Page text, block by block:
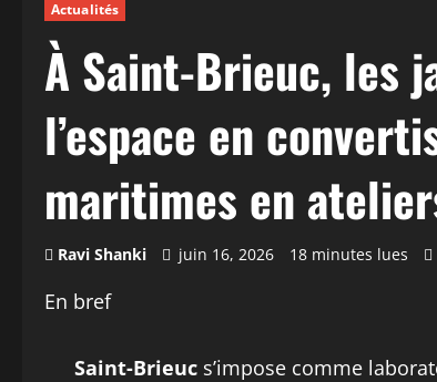
Actualités
À Saint-Brieuc, les
l’espace en
maritimes en
Ravi Shanki juin 16, 2026 18 minutes lues
En bref
Saint-Brieuc s’impose comme